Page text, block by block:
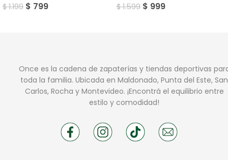
$1.199 $ 799 $1.599 $ 999
Once es la cadena de zapaterías y tiendas deportivas
toda la familia. Ubicada en Maldonado, Punta del Este, San
Carlos, Rocha y Montevideo. ¡Encontrá el equilibrio entre
estilo y comodidad!